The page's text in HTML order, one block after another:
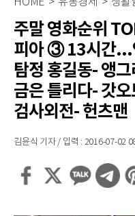
HOME > 유통경제 > 생활
주말 영화순위
피아 ③ 13시간...
탐정 홍길동- 앵
금은 틀리다- 갓
검사외전- 헌츠맨
김윤식 기자 / 입력 : 2016-07-02